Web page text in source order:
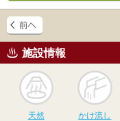
施設情報
天然 かけ流し